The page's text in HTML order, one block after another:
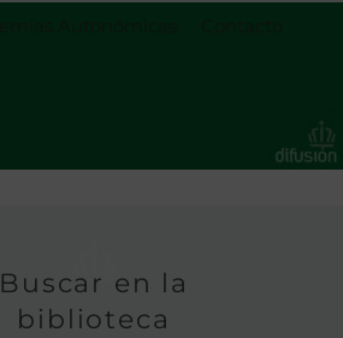
Buscar en la
biblioteca